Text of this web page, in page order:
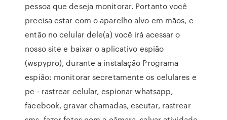
pessoa que deseja monitorar. Portanto você
precisa estar com o aparelho alvo em mãos, e
então no celular dele(a) você irá acessar o
nosso site e baixar o aplicativo espião
(wspypro), durante a instalação Programa
espião: monitorar secretamente os celulares e
pc - rastrear celular, espionar whatsapp,
facebook, gravar chamadas, escutar, rastrear